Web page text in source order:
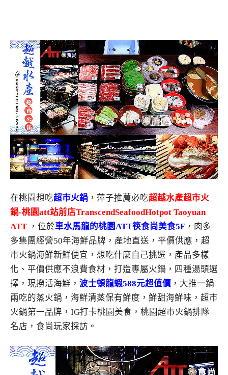
在桃園想吃超市火鍋 ，萍子推薦必吃超越水產超市火
鍋-桃園att站前店TranscendSeafoodHotpot Taoyuan
ATT ，位於車水馬龍的桃園ATT筷食尚美食5F ，肉多
多集團經營50年海鮮品牌，產地直送，平價供應，超
市火鍋海鮮新鮮便宜，想吃什麼自己挑選，產品多樣
化、平價供應不浪費食材，打造專屬火鍋，四種湯頭選
擇，現撈活海鮮， 波士頓龍蝦588元超值價 ，大推一鍋
兩吃的蒸火鍋，海鮮清蒸保有鮮度，鮮甜海鮮味，超市
火鍋第一品牌，IG打卡桃園美食，桃園超市火鍋排隊
名店，食尚玩家採訪。